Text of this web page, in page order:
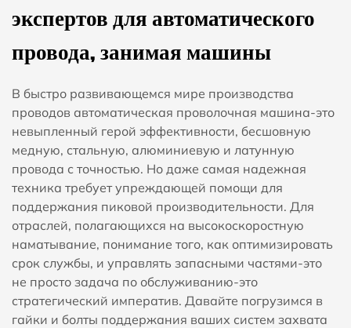
экспертов для автоматического
провода, занимая машины
В быстро развивающемся мире производства
проводов автоматическая проволочная машина-это
невыпленный герой эффективности, бесшовную
медную, стальную, алюминиевую и латунную
провода с точностью. Но даже самая надежная
техника требует упреждающей помощи для
поддержания пиковой производительности. Для
отраслей, полагающихся на высокоскоростную
наматывание, понимание того, как оптимизировать
срок службы, и управлять запасными частями-это
не просто задача по обслуживанию-это
стратегический императив. Давайте погрузимся в
гайки и болты поддержания ваших систем захвата